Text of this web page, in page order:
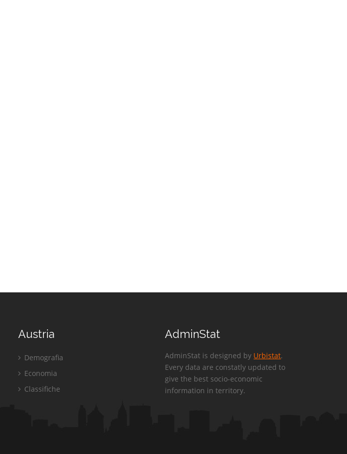
Austria
Demografia
Economia
Classifiche
AdminStat
AdminStat is designed by Urbistat.
Every data are constatly updated to
give the best socio-economic
information in territory.